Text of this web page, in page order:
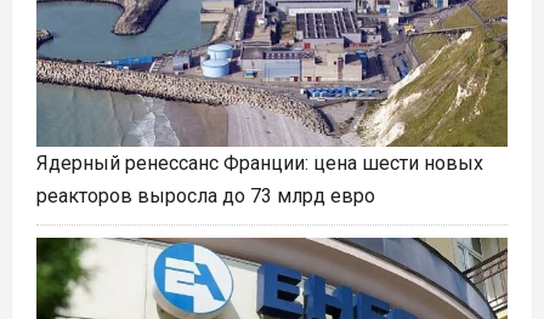
Ядерный ренессанс Франции: цена шести новых
реакторов выросла до 73 млрд евро